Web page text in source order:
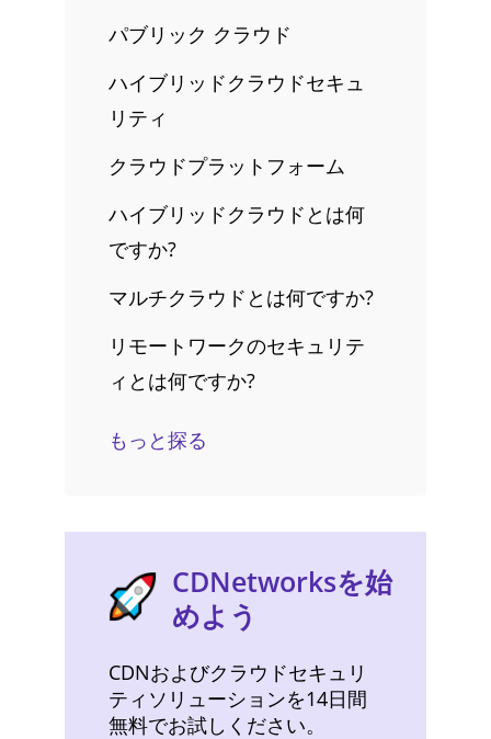
パブリック クラウド
ハイブリッドクラウドセキュ
リティ
クラウドプラットフォーム
ハイブリッドクラウドとは何
ですか?
マルチクラウドとは何ですか?
リモートワークのセキュリテ
ィとは何ですか?
もっと探る
CDNetworksを始
めよう
CDNおよびクラウドセキュリ
ティソリューションを14日間
無料でお試しください。